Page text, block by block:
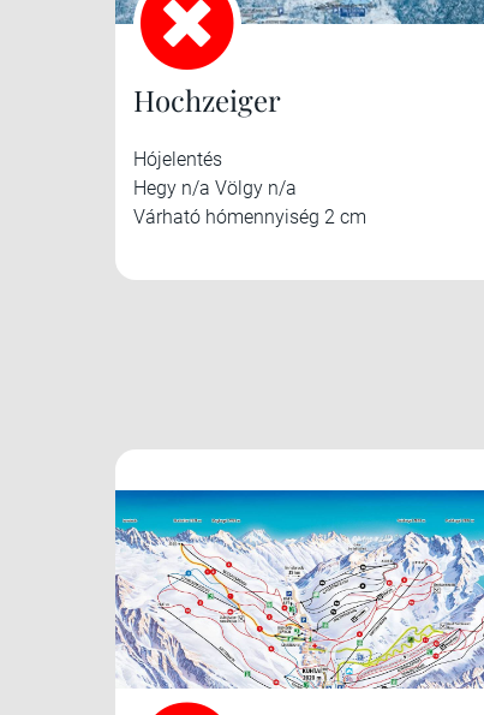
Hochzeiger
Hójelentés
Hegy n/a Völgy n/a
Várható hómennyiség 2 cm